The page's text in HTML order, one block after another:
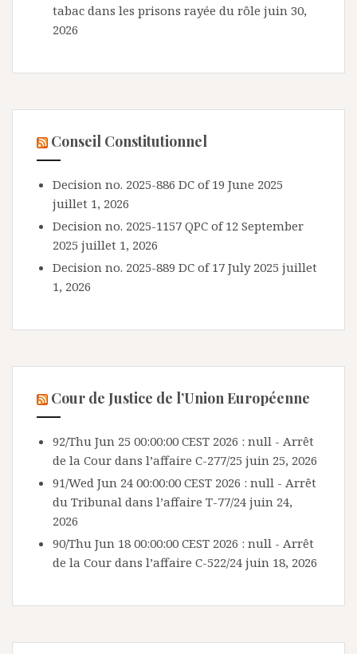
tabac dans les prisons rayée du rôle juin 30,
2026
Conseil Constitutionnel
Decision no. 2025-886 DC of 19 June 2025
juillet 1, 2026
Decision no. 2025-1157 QPC of 12 September
2025 juillet 1, 2026
Decision no. 2025-889 DC of 17 July 2025 juillet
1, 2026
Cour de Justice de l’Union Européenne
92/Thu Jun 25 00:00:00 CEST 2026 : null - Arrêt
de la Cour dans l’affaire C-277/25 juin 25, 2026
91/Wed Jun 24 00:00:00 CEST 2026 : null - Arrêt
du Tribunal dans l’affaire T-77/24 juin 24,
2026
90/Thu Jun 18 00:00:00 CEST 2026 : null - Arrêt
de la Cour dans l’affaire C-522/24 juin 18, 2026